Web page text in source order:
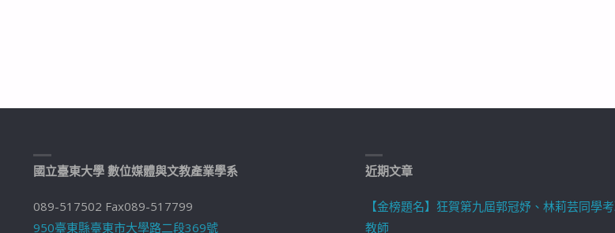
國立臺東大學 數位媒體與文教產業學系
089-517502 Fax089-517799
950臺東縣臺東市大學路二段369號
近期文章
【金榜題名】狂賀第九屆郭冠妤、林莉芸同學
教師